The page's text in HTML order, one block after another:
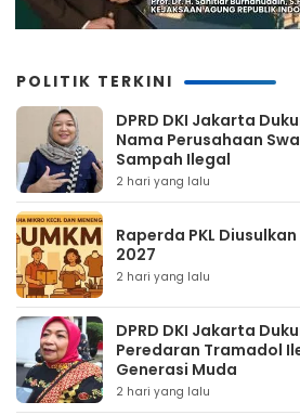
POLITIK TERKINI
DPRD DKI Jakarta
Nama Perusahaan
Sampah Ilegal
2 hari yang lalu
Raperda PKL
2027
2 hari yang lalu
DPRD DKI Jakarta
Peredaran Tramadol
Generasi Muda
2 hari yang lalu